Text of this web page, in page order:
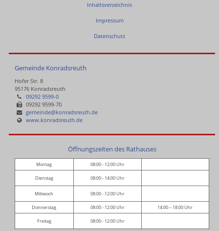
Inhaltsverzeichnis
Impressum
Datenschutz
Gemeinde Konradsreuth
Hofer Str. 8
95176 Konradsreuth
09292 9599-0
09292 9599-70
gemeinde@konradsreuth.de
www.konradsreuth.de
Öffnungszeiten des Rathauses
Montag 08:00 - 12:00 Uhr
Dienstag 08:00 - 14:00 Uhr
Mittwoch 08:00 - 12:00 Uhr
Donnerstag 08:00 - 12:00 Uhr 14:00 – 18:00 Uhr
Freitag 08:00 - 12:00 Uhr